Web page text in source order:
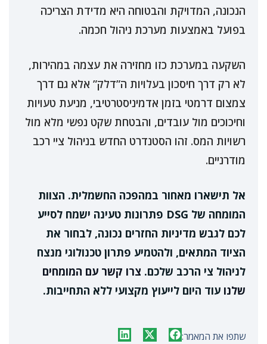
הנכונה, המדויקת והבטוחה היא מדידת הצריכה
בפועל באמצעות מערכת ניהול חכמה.
השקעה במערכת כזו מחזירה את עצמה במהירות,
לא רק דרך חיסכון בעלויות ה”דלק” אלא גם דרך
צמצום דרמטי בזמן אדמיניסטרטיבי, מניעת טעויות
וחיכוכים מול עובדים, והבטחת שקט נפשי מלא מול
רשויות המס. זהו הסטנדרט החדש בניהול ציי רכב
מודרניים.
אל תישארו מאחור במהפכה החשמלית. הצוות
המומחה של DSG פתרונות טעינה ישמח לסייע
לכם לגבש מדיניות החזרים נכונה, לבחור את
הציוד המתאים, ולהטמיע פתרון טכנולוגי מנצח
לניהול צי הרכב שלכם. צרו קשר עם המומחים
שלנו עוד היום לייעוץ מקצועי ללא התחייבות.
שתפו את המאמר: